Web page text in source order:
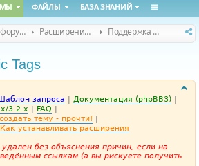
ФАЙЛЫ БАЗА ЗНАНИЙ
Список форумов Расширения phpBB Поддержка расширений для phpBB
Tags
запроса | Документация (phpBB3) |
3.2.x | FAQ |
тему - прочти! |
Как устанавливать расширения
без объяснения причин, если на
ссылкам (а вы рискуете получить